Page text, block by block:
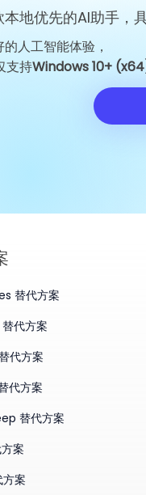
本地优先的AI助手，
人工智能体验，
支持Windows 10+
替代方案
代方案
代方案
代方案
替代方案
案
案